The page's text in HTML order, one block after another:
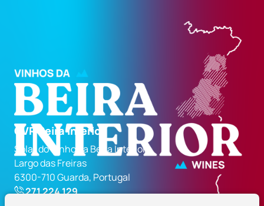
CVR Beira Interior
Solar do Vinho da Beira Interior
Largo das Freiras
6300-710 Guarda, Portugal
271 224 129